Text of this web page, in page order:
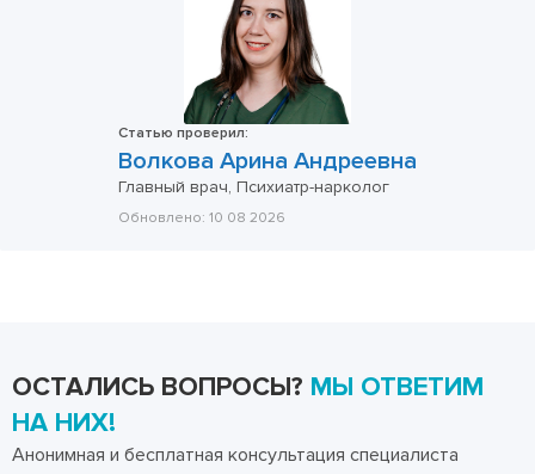
Статью проверил:
Волкова Арина Андреевна
Главный врач, Психиатр-нарколог
Обновлено: 10 08 2026
ОСТАЛИСЬ ВОПРОСЫ? МЫ ОТВЕТИМ
НА НИХ!
Анонимная и бесплатная консультация специалиста